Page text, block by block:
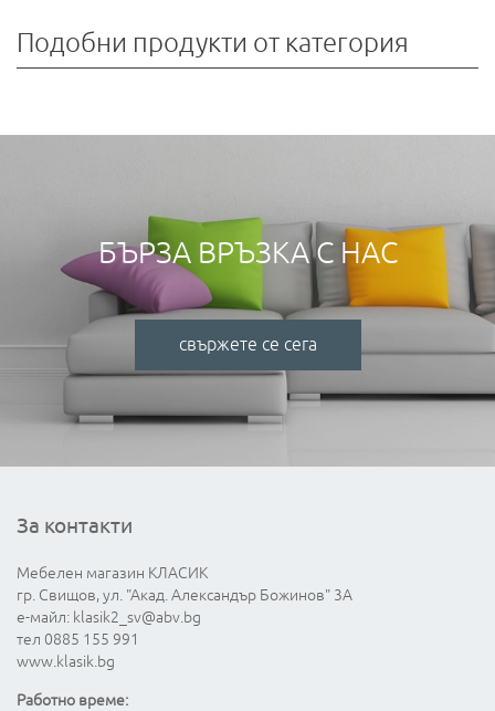
Подобни продукти от категория
БЪРЗА ВРЪЗКА С НАС
свържете се сега
За контакти
Мебелен магазин КЛАСИК
гр. Свищов, ул. "Акад. Александър Божинов" 3А
е-майл: klasik2_sv@abv.bg
тел 0885 155 991
www.klasik.bg
Работно време: